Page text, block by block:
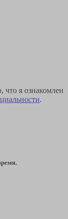
я ознакомлен
.